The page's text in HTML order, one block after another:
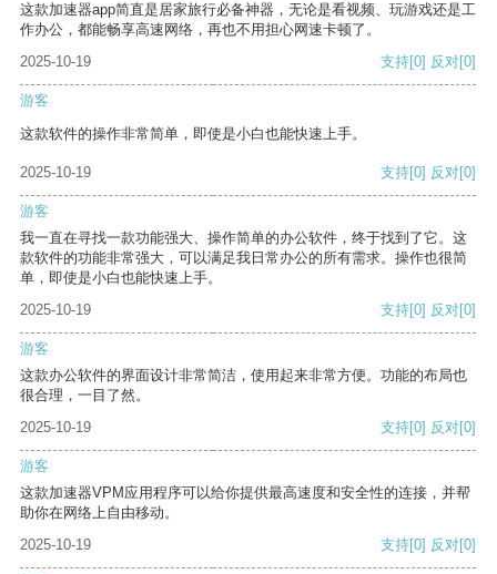
这款加速器app简直是居家旅行必备神器，无论是看视频、玩游戏还是工
作办公，都能畅享高速网络，再也不用担心网速卡顿了。
2025-10-19
支持[0] 反对[0]
游客
这款软件的操作非常简单，即使是小白也能快速上手。
2025-10-19 支持[0] 反对[0]
游客
我一直在寻找一款功能强大、操作简单的办公软件，终于找到了它。这
款软件的功能非常强大，可以满足我日常办公的所有需求。操作也很简
单，即使是小白也能快速上手。
2025-10-19
支持[0] 反对[0]
游客
这款办公软件的界面设计非常简洁，使用起来非常方便。功能的布局也
很合理，一目了然。
2025-10-19
支持[0] 反对[0]
游客
这款加速器VPM应用程序可以给你提供最高速度和安全性的连接，并帮
助你在网络上自由移动。
2025-10-19
支持[0] 反对[0]